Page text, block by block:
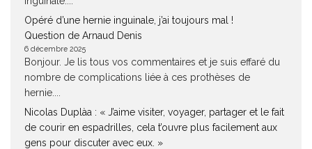
Opéré d’une hernie inguinale, j’ai toujours mal !
Question de Arnaud Denis
6 décembre 2025
Bonjour. Je lis tous vos commentaires et je suis effaré du
nombre de complications liée à ces prothèses de
hernie....
Nicolas Duplàa : « J’aime visiter, voyager, partager et le fait
de courir en espadrilles, cela t’ouvre plus facilement aux
gens pour discuter avec eux. »